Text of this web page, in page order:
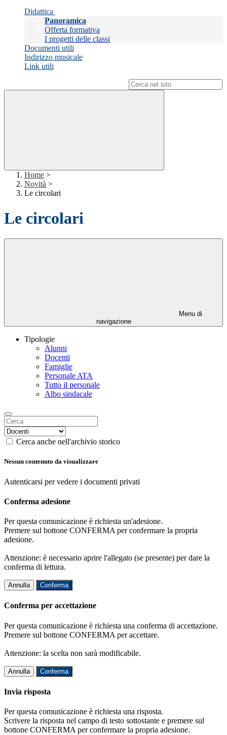
Didattica
Panoramica
Offerta formativa
I progetti delle classi
Documenti utili
Indirizzo musicale
Link utili
Home >
Novità >
Le circolari
Le circolari
Menu di
navigazione
Tipologie
Alunni
Docenti
Famiglie
Personale ATA
Tutto il personale
Albo sindacale
Cerca anche nell'archivio storico
Nessun contenuto da visualizzare
Autenticarsi per vedere i documenti privati
Conferma adesione
Per questa comunicazione è richiesta un'adesione.
Premere sul bottone CONFERMA per confermare la propria
adesione.
Attenzione: è necessario aprire l'allegato (se presente) per dare la
conferma di lettura.
Annulla Conferma
Conferma per accettazione
Per questa comunicazione è richiesta una conferma di accettazione.
Premere sul bottone CONFERMA per accettare.
Attenzione: la scelta non sarà modificabile.
Annulla Conferma
Invia risposta
Per questa comunicazione è richiesta una risposta.
Scrivere la risposta nel campo di testo sottostante e premere sul
bottone CONFERMA per confermare la propria adesione.